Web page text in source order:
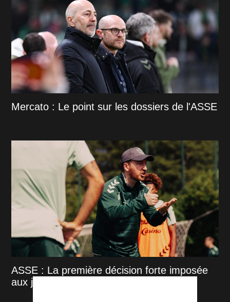
Mercato : Le point sur les dossiers de l'ASSE
ASSE : La première décision forte imposée
aux joueurs par Cathro